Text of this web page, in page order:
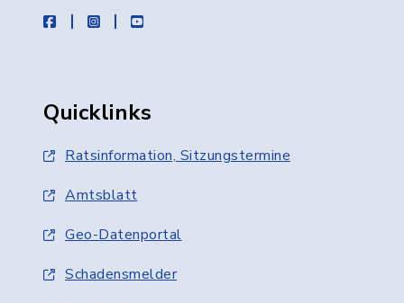
facebookinstagramyoutube
Quicklinks
Ratsinformation, Sitzungstermine
Amtsblatt
Geo-Datenportal
Schadensmelder